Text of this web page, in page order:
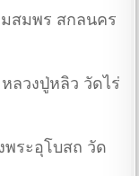
สมพร สกลนคร
ลวงปู่หลิว วัดไร่
ระอุโบสถ วัด